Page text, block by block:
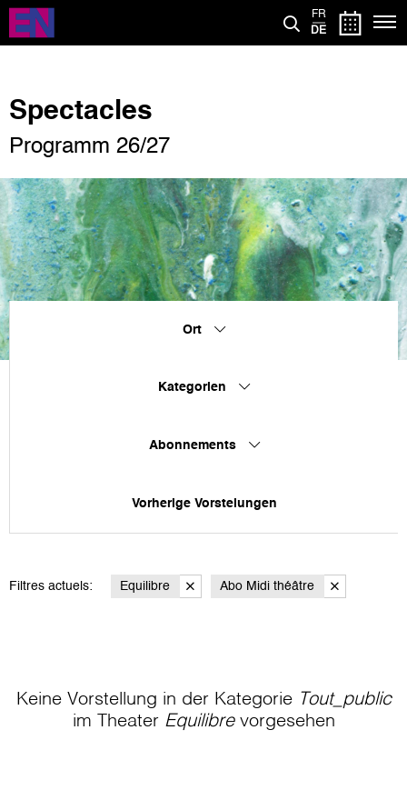
Direkt
zum
Inhalt
FR
DE
Spectacles
Programm 26/27
Ort
Kategorien
Abonnements
Vorherige Vorstelungen
Filtres actuels: Equilibre Abo Midi théâtre
Keine Vorstellung in der Kategorie Tout_public
im Theater Equilibrevorgesehen